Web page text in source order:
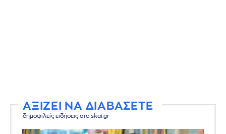
ΑΞΙΖΕΙ ΝΑ ΔΙΑΒΑΣΕΤΕ
δημοφιλείς ειδήσεις στο skai.gr